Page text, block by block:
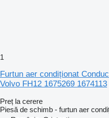
1
Furtun aer condiționat
Volvo FH12 1675269 1674113
Preț la cerere
Piesă de schimb - furtun aer